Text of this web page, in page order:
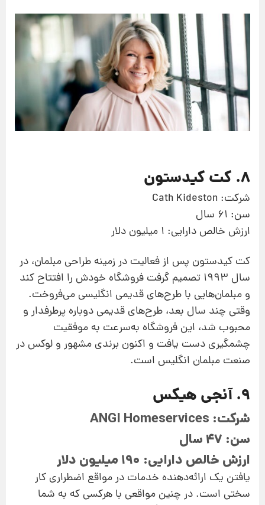
8. کت کیدستون
شرکت: Cath Kideston
سن: 61 سال
ارزش خالص دارایی: 1 میلیون دلار
کت کیدستون پس از فعالیت در زمینه طراحی مبلمان، در
سال 1993 تصمیم گرفت فروشگاه خودش را افتتاح کند
و مبلمان‌هایی با طرح‌های قدیمی انگلیسی می‌فروخت.
وقتی چند سال بعد، طرح‌های قدیمی دوباره پرطرفدار و
محبوب شد، این فروشگاه به‌سرعت به موفقیت
چشمگیری دست یافت و اکنون برندی مشهور و لوکس در
صنعت مبلمان انگلیس است.
9. آنجی هیکس
شرکت: ANGI Homeservices
سن: 47 سال
ارزش خالص دارایی: 190 میلیون دلار
یافتن یک ارائه‌دهنده خدمات در مواقع اضطراری کار
سختی است. در چنین مواقعی با هرکسی که به شما